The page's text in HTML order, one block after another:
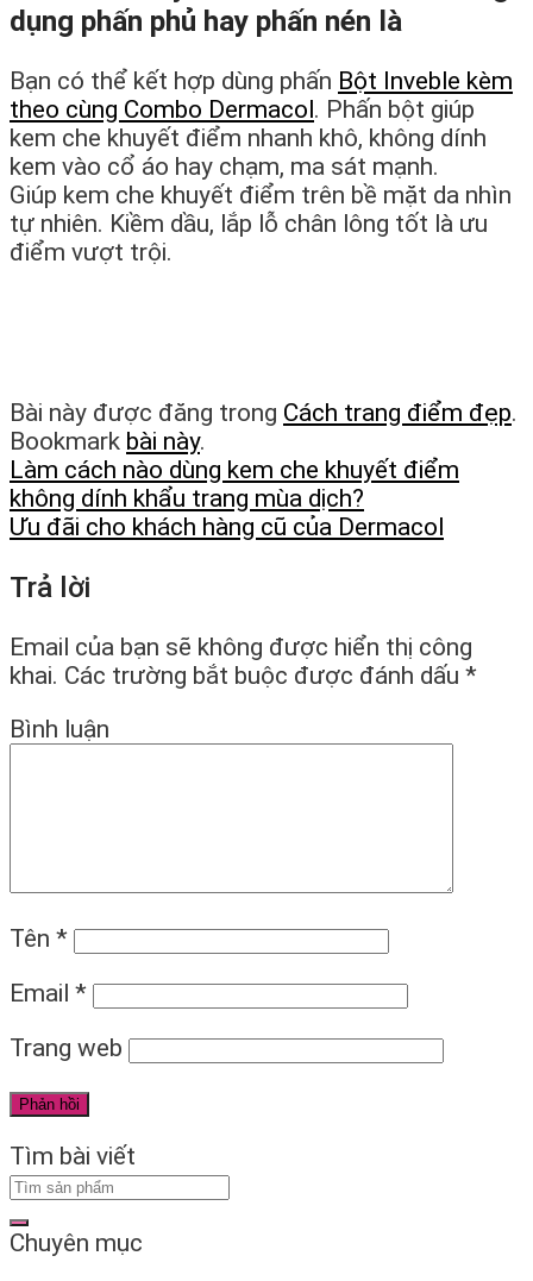
dụng phấn phủ hay phấn nén là
Bạn có thể kết hợp dùng phấn Bột Inveble kèm
theo cùng Combo Dermacol. Phấn bột giúp
kem che khuyết điểm nhanh khô, không dính
kem vào cổ áo hay chạm, ma sát mạnh.
Giúp kem che khuyết điểm trên bề mặt da nhìn
tự nhiên. Kiềm dầu, lắp lỗ chân lông tốt là ưu
điểm vượt trội.
Bài này được đăng trong Cách trang điểm đẹp.
Bookmark bài này.
Làm cách nào dùng kem che khuyết điểm
không dính khẩu trang mùa dịch?
Ưu đãi cho khách hàng cũ của Dermacol
Trả lời
Email của bạn sẽ không được hiển thị công
khai. Các trường bắt buộc được đánh dấu *
Bình luận
Tên *
Email *
Trang web
Tìm bài viết
Chuyên mục